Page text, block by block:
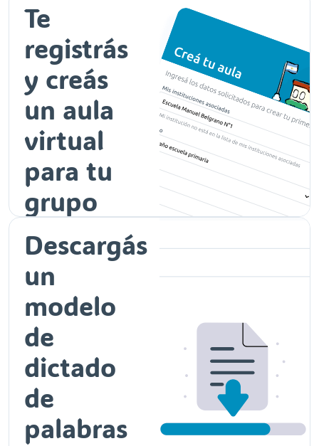
Te
registrás
y creás
un aula
virtual
para tu
grupo
Descargás
un
modelo
de
dictado
de
palabras